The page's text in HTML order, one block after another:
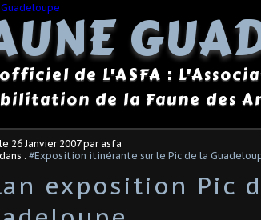
de L'ASFA :
de la Faune des
26 Janvier 2007par asfa
: #Exposition itinérante sur le Pic de la
exposition Pic